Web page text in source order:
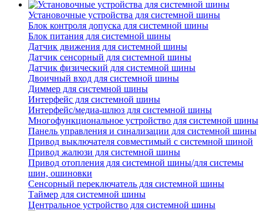
Установочные устройства для системной шины
Блок контроля допуска для системной шины
Блок питания для системной шины
Датчик движения для системной шины
Датчик сенсорный для системной шины
Датчик физический для системной шины
Двоичный вход для системной шины
Диммер для системной шины
Интерфейс для системной шины
Интерфейс/медиа-шлюз для системной шины
Многофункциональное устройство для системной шины
Панель управления и синализации для системной шины
Привод выключателя совместимый с системной шиной
Привод жалюзи для системной шины
Привод отопления для системной шины/для системы
шин, ошиновки
Сенсорный переключатель для системной шины
Таймер для системной шины
Центральное устройство для системной шины